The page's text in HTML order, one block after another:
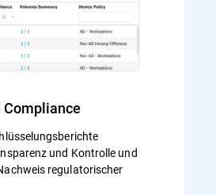
Compliance
und Kontrolle und
regulatorischer